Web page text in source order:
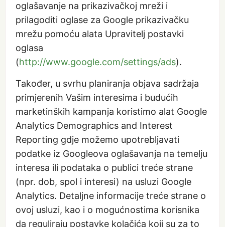
oglašavanje na prikazivačkoj mreži i
prilagoditi oglase za Google prikazivačku
mrežu pomoću alata Upravitelj postavki
oglasa
(http://www.google.com/settings/ads).
Također, u svrhu planiranja objava sadržaja
primjerenih Vašim interesima i budućih
marketinških kampanja koristimo alat Google
Analytics Demographics and Interest
Reporting gdje možemo upotrebljavati
podatke iz Googleova oglašavanja na temelju
interesa ili podataka o publici treće strane
(npr. dob, spol i interesi) na usluzi Google
Analytics. Detaljne informacije treće strane o
ovoj usluzi, kao i o mogućnostima korisnika
da reguliraju postavke kolačića koji su za to